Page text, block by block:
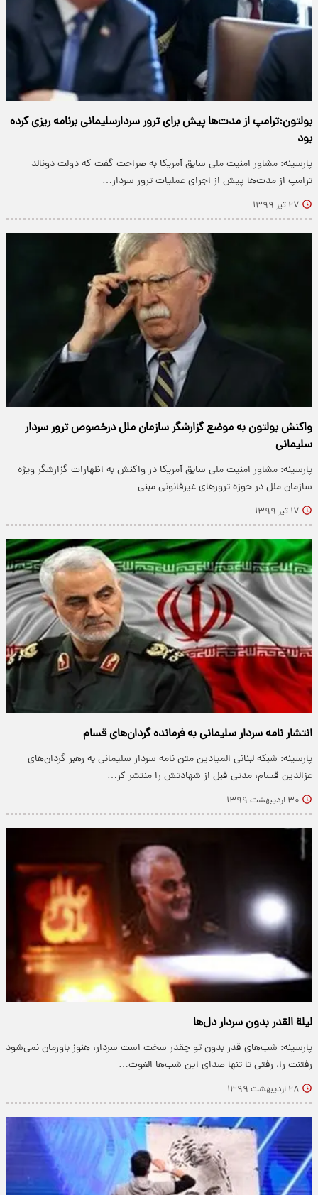
بولتون:ترامپ از مدت‌ها پیش برای ترور سردارسلیمانی برنامه ریزی کرده
بود
پارسینه: مشاور امنیت ملی سابق آمریکا به صراحت گفت که دولت دونالد
ترامپ از مدت‌ها پیش از اجرای عملیات ترور سردار…
۲۷ تیر ۱۳۹۹
واکنش بولتون به موضع گزارشگر سازمان ملل درخصوص ترور سردار
سلیمانی
پارسینه: مشاور امنیت ملی سابق آمریکا در واکنش به اظهارات گزارشگر ویژه
سازمان ملل در حوزه ترور‌های غیرقانونی مبنی…
۱۷ تیر ۱۳۹۹
انتشار نامه سردار سلیمانی به فرمانده گردان‌های قسام
پارسینه: شبکه لبنانی المیادین متن نامه سردار سلیمانی به رهبر گردان‌های
عزالدین قسام، مدتی قبل از شهادتش را منتشر کر…
۳۰ اردیبهشت ۱۳۹۹
لیلة القدر بدون سردار دل‌ها
پارسینه: شب‌های قدر بدون تو چقدر سخت است سردار، هنوز باورمان نمی‌شود
رفتنت را، رفتی تا تنها صدای این شب‌ها الغوث…
۲۸ اردیبهشت ۱۳۹۹